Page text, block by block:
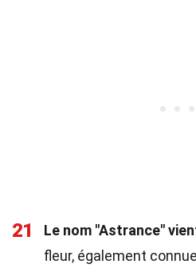
21 Le nom "Astrance"
fleur, également